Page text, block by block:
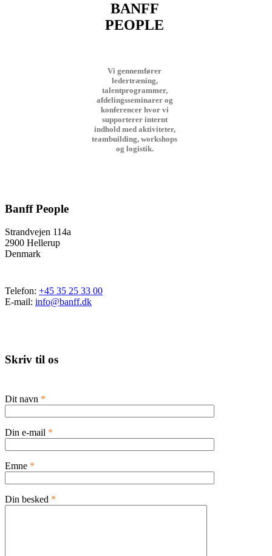
BANFF
PEOPLE
Vi gennemfører
ledertræning,
talentprogrammer,
afdelingsseminarer og
konferencer hvor vi
supporterer internt
indhold med aktiviteter,
teambuilding, workshops
og logistik.
Banff People
Strandvejen 114a
2900 Hellerup
Denmark
Telefon: +45 35 25 33 00
E-mail: info@banff.dk
Skriv til os
Dit navn *
Din e-mail *
Emne *
Din besked *